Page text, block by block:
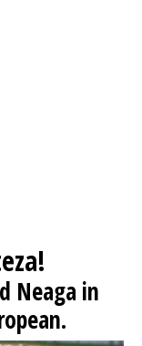
Neaga in